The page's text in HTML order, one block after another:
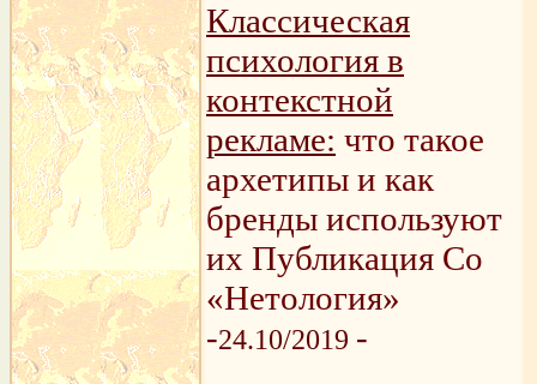
Классическая
психология в
контекстной
рекламе: что такое
архетипы и как
бренды используют
их Публикация Co
«Нетология»
-24.10/2019 -